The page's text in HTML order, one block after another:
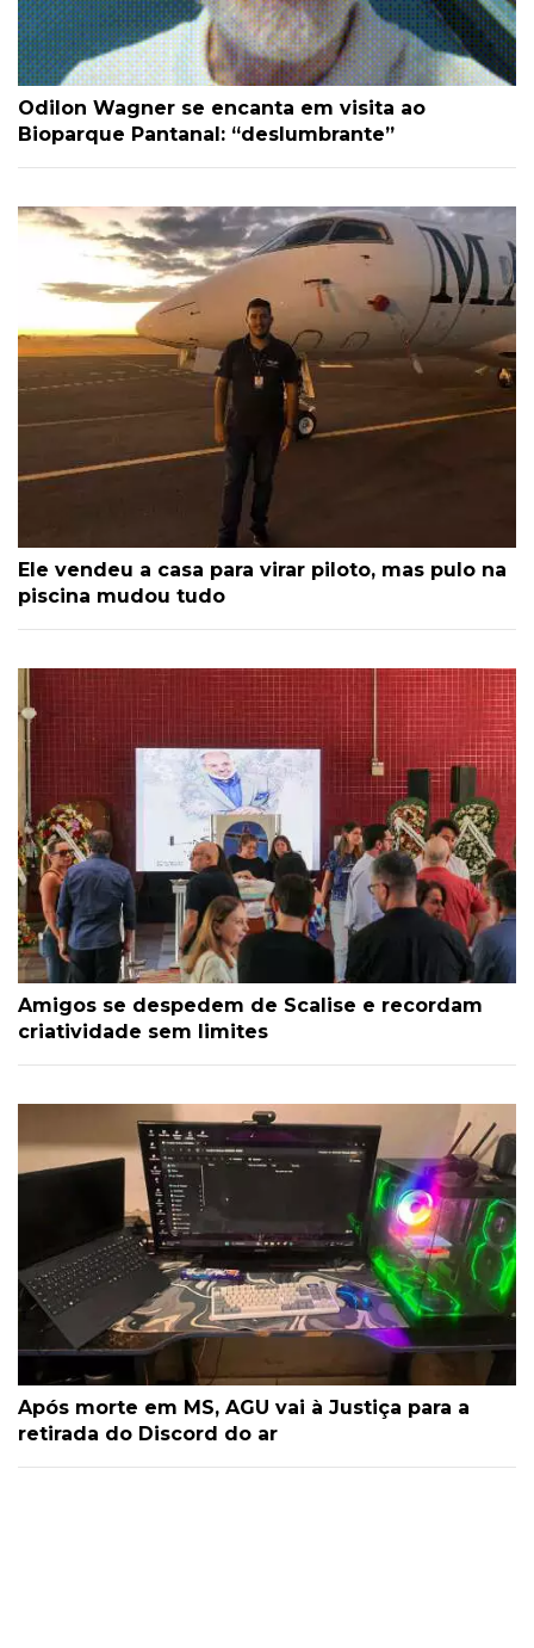
Odilon Wagner se encanta em visita ao
Bioparque Pantanal: “deslumbrante”
Ele vendeu a casa para virar piloto, mas pulo na
piscina mudou tudo
Amigos se despedem de Scalise e recordam
criatividade sem limites
Após morte em MS, AGU vai à Justiça para a
retirada do Discord do ar